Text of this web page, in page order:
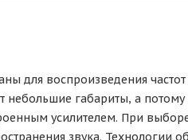
для воспроизведения
небольшие габариты, а
усилителем. При
звука.